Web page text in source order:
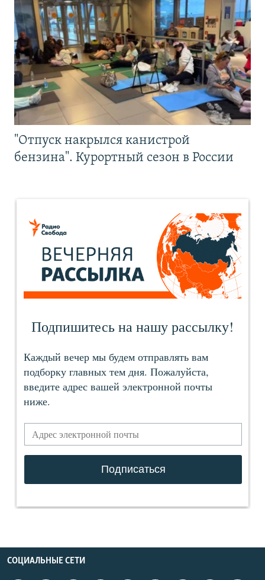
"Отпуск накрылся канистрой
бензина". Курортный сезон в России
СОЦИАЛЬНЫЕ СЕТИ